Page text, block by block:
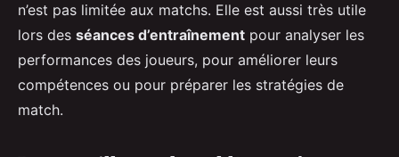
n’est pas limitée aux matchs. Elle est aussi très utile
lors des séances d’entraînement pour analyser les
performances des joueurs, pour améliorer leurs
compétences ou pour préparer les stratégies de
match.